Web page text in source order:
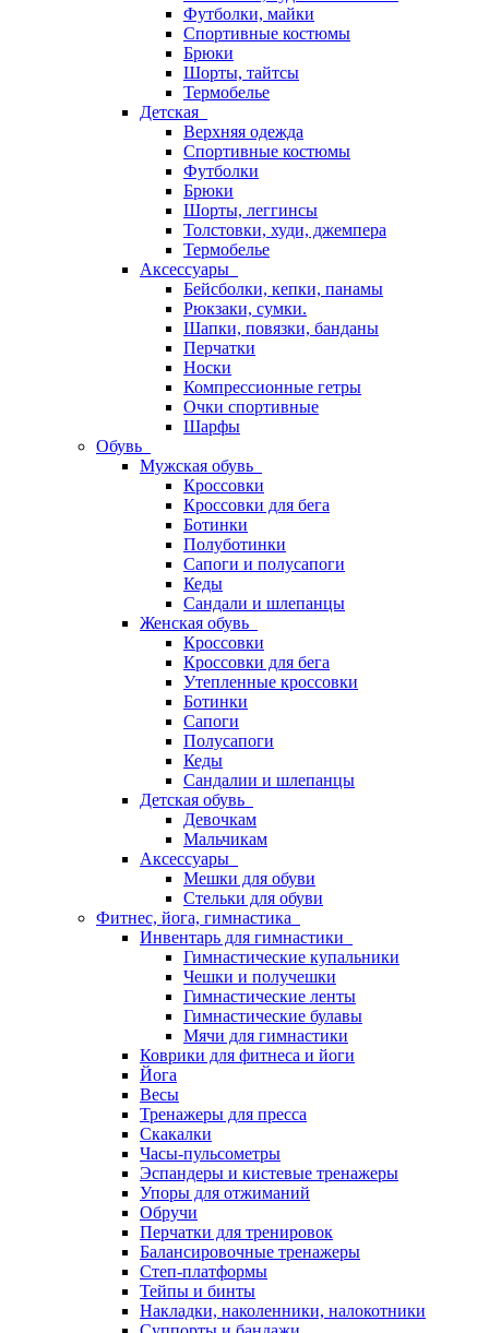
Футболки, майки
Спортивные костюмы
Брюки
Шорты, тайтсы
Термобелье
Детская
Верхняя одежда
Спортивные костюмы
Футболки
Брюки
Шорты, леггинсы
Толстовки, худи, джемпера
Термобелье
Аксессуары
Бейсболки, кепки, панамы
Рюкзаки, сумки.
Шапки, повязки, банданы
Перчатки
Носки
Компрессионные гетры
Очки спортивные
Шарфы
Обувь
Мужская обувь
Кроссовки
Кроссовки для бега
Ботинки
Полуботинки
Сапоги и полусапоги
Кеды
Сандали и шлепанцы
Женская обувь
Кроссовки
Кроссовки для бега
Утепленные кроссовки
Ботинки
Сапоги
Полусапоги
Кеды
Сандалии и шлепанцы
Детская обувь
Девочкам
Мальчикам
Аксессуары
Мешки для обуви
Стельки для обуви
Фитнес, йога, гимнастика
Инвентарь для гимнастики
Гимнастические купальники
Чешки и получешки
Гимнастические ленты
Гимнастические булавы
Мячи для гимнастики
Коврики для фитнеса и йоги
Йога
Весы
Тренажеры для пресса
Скакалки
Часы-пульсометры
Эспандеры и кистевые тренажеры
Упоры для отжиманий
Обручи
Перчатки для тренировок
Балансировочные тренажеры
Степ-платформы
Тейпы и бинты
Накладки, наколенники, налокотники